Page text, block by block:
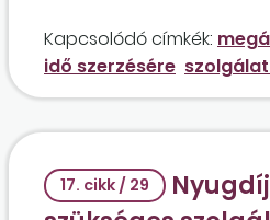
Kapcsolódó címkék:
idő szerzésére
17. cikk / 29